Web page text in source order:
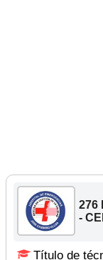
276
-
Título de